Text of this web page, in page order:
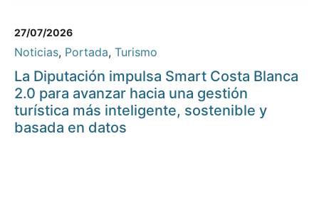
27/07/2026
Noticias, Portada, Turismo
La Diputación impulsa Smart Costa Blanca
2.0 para avanzar hacia una gestión
turística más inteligente, sostenible y
basada en datos